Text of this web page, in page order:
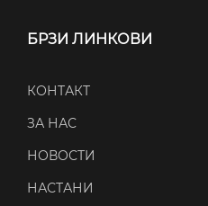
БРЗИ ЛИНКОВИ
КОНТАКТ
ЗА НАС
НОВОСТИ
НАСТАНИ